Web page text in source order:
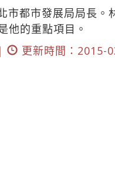
市都市發展局局長
他的重點項目。
更新時間：2015-